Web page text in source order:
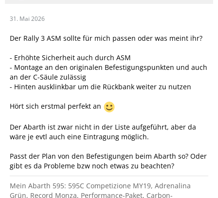
31. Mai 2026
Der Rally 3 ASM sollte für mich passen oder was meint ihr?
- Erhöhte Sicherheit auch durch ASM
- Montage an den originalen Befestigungspunkten und auch
an der C-Säule zulässig
- Hinten ausklinkbar um die Rückbank weiter zu nutzen
Hört sich erstmal perfekt an
Der Abarth ist zwar nicht in der Liste aufgeführt, aber da
wäre je evtl auch eine Eintragung möglich.
Passt der Plan von den Befestigungen beim Abarth so? Oder
gibt es da Probleme bzw noch etwas zu beachten?
Mein Abarth 595: 595C Competizione MY19, Adrenalina
Grün, Record Monza, Performance-Paket, Carbon-